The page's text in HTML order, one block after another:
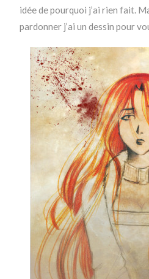
idée de pourquoi j’ai rien fait.
pardonner j’ai un dessin pour